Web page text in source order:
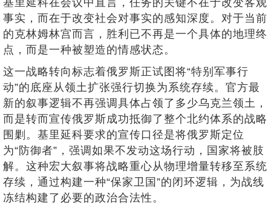
基里延科在会议中直言，任务的关键不在于改变客观
事实，而在于改变社会对事实的感知深度。对于当前
的克林姆林宫而言，胜利已不再是一个具体的地理终
点，而是一种被塑造的情感状态。
这一战略转向标志着俄罗斯正试图将“特别军事行
动”的底座从领土扩张强行切换为系统存续。官方最
新的叙事逻辑不再强调具体占领了多少乌克兰领土，
而是转而宣传俄罗斯成功抵御了整个北约体系的战略
围剿。基里延科要求的宣传口径是将俄罗斯定位
为“防御者”，强调如果不发动这场行动，国家将被肢
解。这种宏大叙事将战略重心从物理增量转移至系统
存续，通过构建一种“保家卫国”的闭环逻辑，为战线
冻结构建了必要的政治合法性。